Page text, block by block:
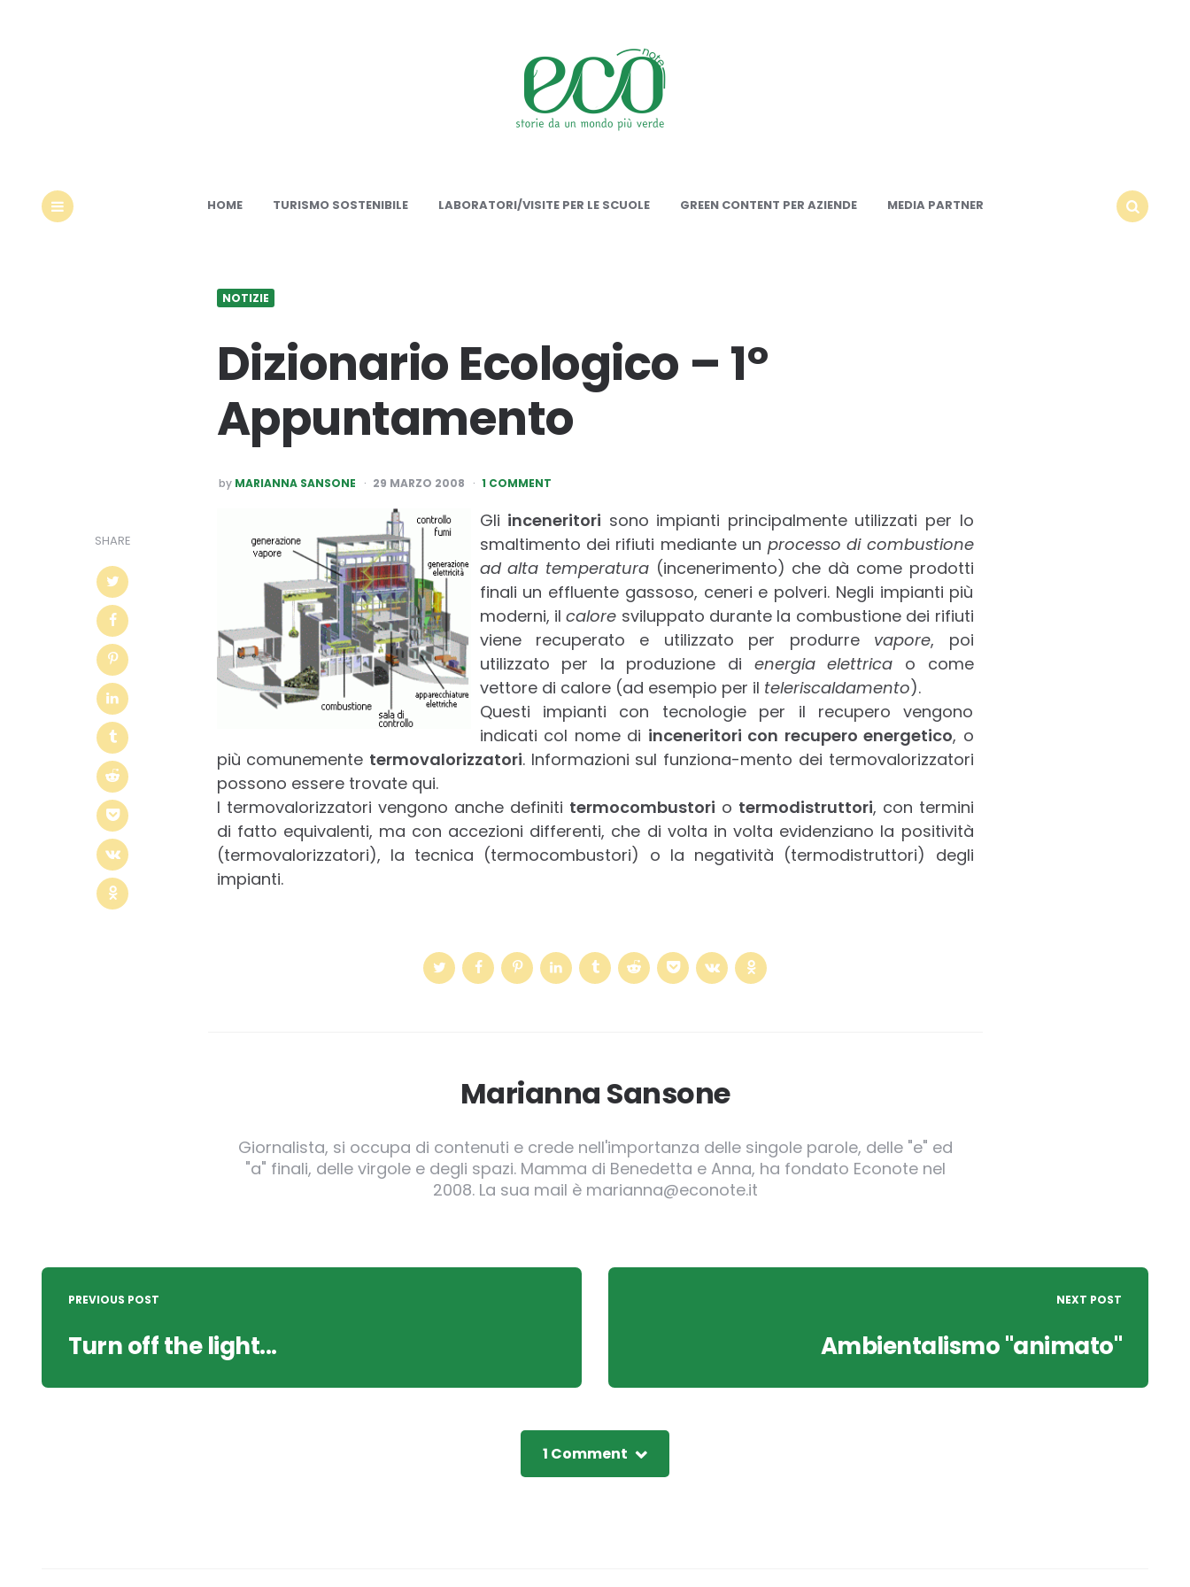
HOME TURISMO SOSTENIBILE LABORATORI/VISITE PER LE SCUOLE GREEN CONTENT PER AZIENDE
MEDIA PARTNER
NOTIZIE
Dizionario Ecologico – 1°
Appuntamento
POSTED
BY
by MARIANNA SANSONE 29 MARZO 2008 1 COMMENT
SHARE
Gli inceneritori sono impianti principalmente utilizzati per lo
smaltimento dei rifiuti mediante un processo di combustione
ad alta temperatura(incenerimento) che dà come prodotti
finali un effluente gassoso, ceneri e polveri. Negli impianti più
moderni, ilcalore sviluppato durante la combustione dei rifiuti
viene recuperato e utilizzato per produrre vapore, poi
utilizzato per la produzione di energia elettrica o come
vettore di calore (ad esempio per il teleriscaldamento).
Questi impianti con tecnologie per il recupero vengono
indicati col nome di inceneritori con recupero energetico, o
più comunemente termovalorizzatori. Informazioni sul funziona-mento dei termovalorizzatori
possono essere trovate qui.
I termovalorizzatori vengono anche definiti termocombustori o termodistruttori, con termini
di fatto equivalenti, ma con accezioni differenti, che di volta in volta evidenziano la positività
(termovalorizzatori), la tecnica (termocombustori) o la negatività (termodistruttori) degli
impianti.
Marianna Sansone
Giornalista, si occupa di contenuti e crede nell'importanza delle singole parole, delle "e" ed
"a" finali, delle virgole e degli spazi. Mamma di Benedetta e Anna, ha fondato Econote nel
2008. La sua mail è marianna@econote.it
Post
navigation
PREVIOUS POST
Turn off the light...
NEXT POST
Ambientalismo "animato"
1 Comment